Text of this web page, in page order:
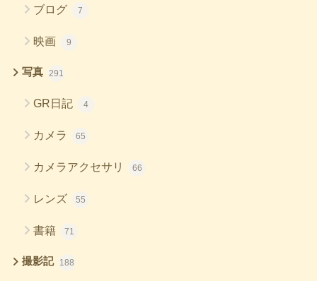
ブログ 7
映画 9
写真 291
GR日記 4
カメラ 65
カメラアクセサリ 66
レンズ 55
書籍 71
撮影記 188